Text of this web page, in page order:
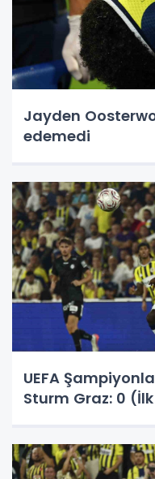
Jayden
edemedi
UEFA
Sturm Graz: 0